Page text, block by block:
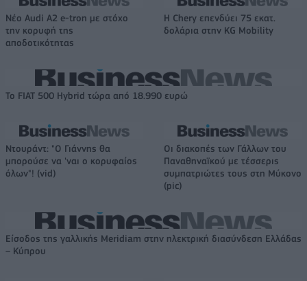
Νέο Audi A2 e-tron με στόχο
την κορυφή της
αποδοτικότητας
Η Chery επενδύει 75 εκατ.
δολάρια στην KG Mobility
Το FIAT 500 Hybrid τώρα από 18.990 ευρώ
Ντουράντ: "Ο Γιάννης θα
μπορούσε να 'ναι ο κορυφαίος
όλων"! (vid)
Οι διακοπές των Γάλλων του
Παναθηναϊκού με τέσσερις
συμπατριώτες τους στη Μύκονο
(pic)
Είσοδος της γαλλικής Meridiam στην ηλεκτρική διασύνδεση Ελλάδας
– Κύπρου